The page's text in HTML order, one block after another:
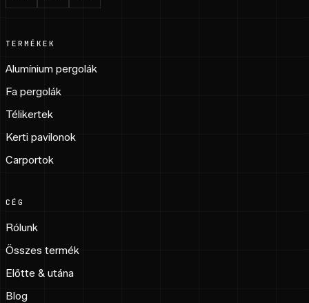
TERMÉKEK
Alumínium pergolák
Fa pergolák
Télikertek
Kerti pavilonok
Carportok
CÉG
Rólunk
Összes termék
Előtte & utána
Blog